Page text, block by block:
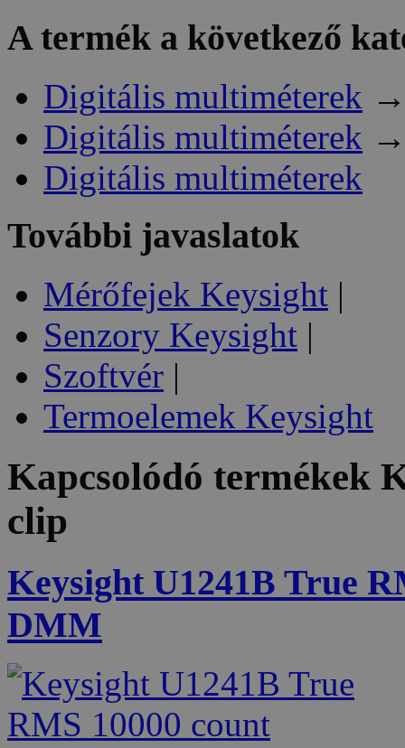
A termék a következő
Digitális multiméterek
Digitális multiméterek
Digitális multiméterek
További javaslatok
Mérőfejek Keysight |
Senzory Keysight |
Szoftvér |
Termoelemek Keysight
Kapcsolódó termékek
clip
Keysight U1241B True
DMM